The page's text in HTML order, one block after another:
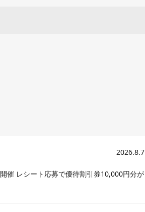
2026.8.7
催 レシート応募で優待割引券10,000円分が